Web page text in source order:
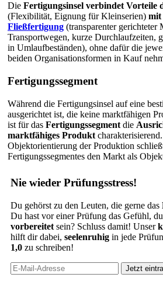
Die Fertigungsinsel verbindet Vorteile
(Flexibilität, Eignung für Kleinserien) mit
Fließfertigung (transparenter gerichteter
Transportwegen, kurze Durchlaufzeiten,
in Umlaufbeständen), ohne dafür die
beiden Organisationsformen in Kauf
Fertigungssegment
Während die Fertigungsinsel auf eine
ausgerichtet ist, die keine marktfähigen
ist für das Fertigungssegment die
marktfähiges Produkt
Objektorientierung der Produktion
Fertigungssegmentes den Markt als
Nie wieder Prüfungsstress!
Du gehörst zu den Leuten, die gerne das
Du hast vor einer Prüfung das Gefühl,
vorbereitet sein? Schluss damit! Unser
hilft dir dabei, seelenruhig in jede
1,0 zu schreiben!